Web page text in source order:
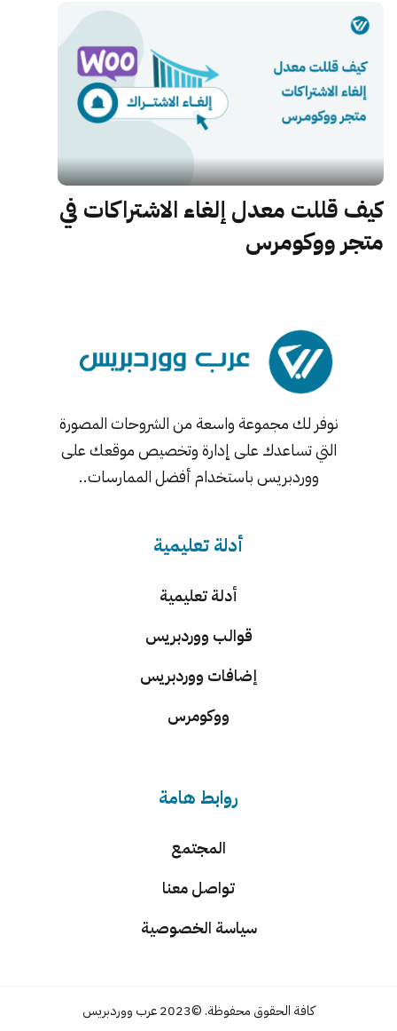
كيف قللت معدل إلغاء الاشتراكات في
متجر ووكومرس
نوفر لك مجموعة واسعة من الشروحات المصورة
التي تساعدك على إدارة وتخصيص موقعك على
ووردبريس باستخدام أفضل الممارسات..
أدلة تعليمية
أدلة تعليمية
قوالب ووردبريس
إضافات ووردبريس
ووكومرس
روابط هامة
المجتمع
تواصل معنا
سياسة الخصوصية
كافة الحقوق محفوظة. ©2023 عرب ووردبريس